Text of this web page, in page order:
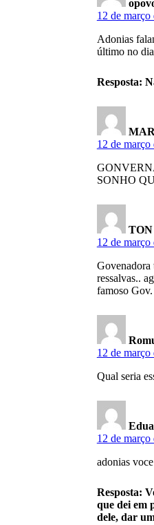
12 de março
Adonias
último no dia
Resposta:
12 de março
SONHO
12 de março
Govenadora
ressalvas..
famoso
12 de março
Qual seria
12 de março
adonias
Resposta:
que dei em
dele, dar